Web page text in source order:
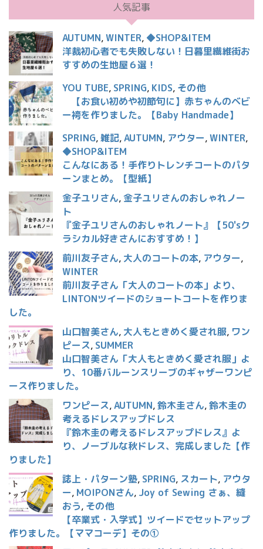
人気記事
AUTUMN,WINTER, ◆SHOP&ITEM
洋裁初心者でも失敗しない！日暮里繊維街お
すすめの生地屋６選！
YOU TUBE, SPRING, KIDS, その他
【お食い初めや初節句に】赤ちゃんのベビ
ー袴を作りました。【Baby Handmade】
SPRING,雑記,AUTUMN, アウター,WINTER,
◆SHOP&ITEM
こんなにある！手作りトレンチコートのパタ
ーンまとめ。【型紙】
金子ユリさん, 金子ユリさんのおしゃれノー
ト
『金子ユリさんのおしゃれノート』【50'sク
ラシカル好きさんにおすすめ！】
前川友子さん, 大人のコートの本, アウター,
WINTER
前川友子さん「大人のコートの本」より、
LINTONツイードのショートコートを作りま
した。
山口智美さん, 大人もときめく愛され服, ワン
ピース, SUMMER
山口智美さん「大人もときめく愛され服」よ
り、10番バルーンスリーブのギャザーワンピ
ース作りました。
ワンピース,AUTUMN,鈴木圭さん,鈴木圭の
考えるドレスアップドレス
『鈴木圭の考えるドレスアップドレス』よ
り、ノーブルな秋ドレス、完成しました【作
りました】
誌上・パターン塾, SPRING, スカート, アウタ
ー, MOIPONさん, Joy of Sewing さぁ、縫
おう, その他
【卒業式・入学式】ツイードでセットアップ
作りました。【ママコーデ】その①